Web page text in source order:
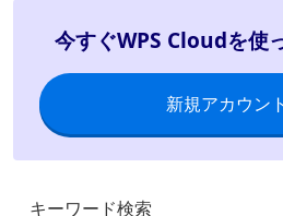
今すぐWPS Cloudを使
新規アカウン
キーワード検索